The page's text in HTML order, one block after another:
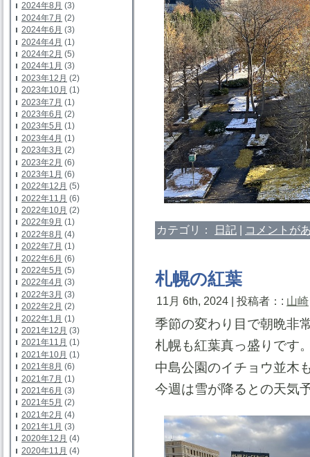
2024年8月 (3)
2024年7月 (2)
2024年6月 (3)
2024年4月 (1)
2024年2月 (5)
2024年1月 (3)
2023年12月 (2)
2023年10月 (1)
2023年7月 (1)
2023年6月 (2)
2023年5月 (1)
2023年4月 (1)
2023年3月 (2)
2023年2月 (6)
2023年1月 (6)
2022年12月 (5)
2022年11月 (6)
2022年10月 (2)
2022年9月 (1)
2022年8月 (4)
2022年7月 (1)
2022年6月 (6)
2022年5月 (5)
2022年4月 (3)
2022年3月 (3)
2022年2月 (2)
2022年1月 (1)
2021年12月 (3)
2021年11月 (1)
2021年10月 (1)
2021年8月 (6)
2021年7月 (1)
2021年6月 (3)
2021年5月 (2)
2021年2月 (4)
2021年1月 (3)
2020年12月 (4)
2020年11月 (4)
カテゴリ： 日記 | コメントが
札幌の紅葉
11月 6th, 2024 | 投稿者：: 山崎
季節の変わり目で朝晩非
札幌も紅葉真っ盛りです
中島公園のイチョウ並木
今週は雪が降るとの天気